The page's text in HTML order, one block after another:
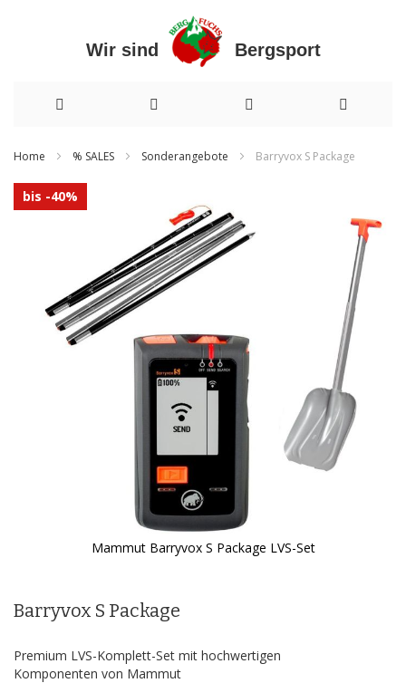
Wir sind Bergsport
Inhalt
Home % SALES Sonderangebote Barryvox S Package
Zum
Ende
Mammut Barryvox S Package LVS-Set
der
Bildergalerie
bis -40%
Barryvox S Package
Premium LVS-Komplett-Set mit hochwertigen
Komponenten von Mammut